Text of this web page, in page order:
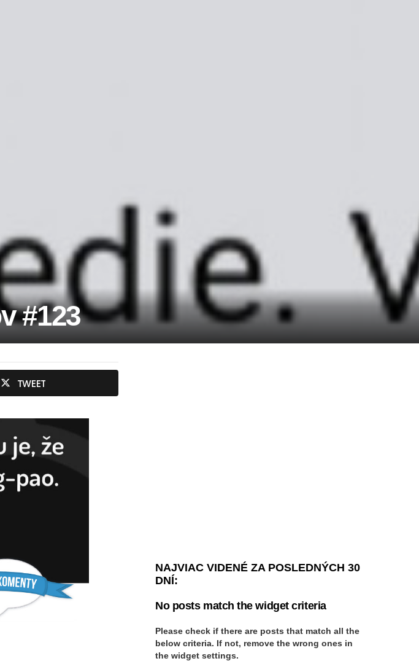
#123
TWEET
NAJVIAC VIDENÉ ZA POSLEDNÝCH 30
DNÍ:
No posts match the widget criteria
Please check if there are posts that match all the
below criteria. If not, remove the wrong ones in
the widget settings.